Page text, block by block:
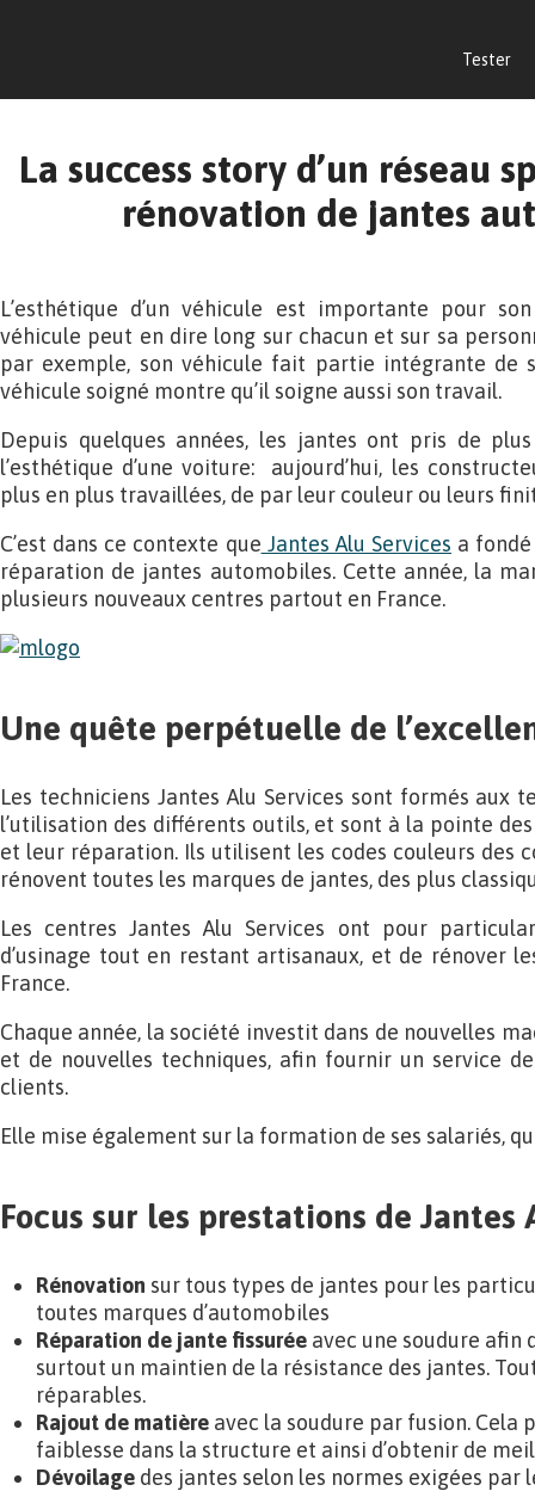
Tester
La success story d’un réseau
rénovation de jantes
L’esthétique d’un véhicule est importante pour
véhicule peut en dire long sur chacun et sur sa
par exemple, son véhicule fait partie intégrante de
véhicule soigné montre qu’il soigne aussi son travail.
Depuis quelques années, les jantes ont pris de
l’esthétique d’une voiture: aujourd’hui, les
plus en plus travaillées, de par leur couleur ou leurs
C’est dans ce contexte que Jantes Alu Services a
réparation de jantes automobiles. Cette année, la
plusieurs nouveaux centres partout en France.
Une quête perpétuelle de
Les techniciens Jantes Alu Services sont formés aux
l’utilisation des différents outils, et sont à la pointe
et leur réparation. Ils utilisent les codes couleurs des
rénovent toutes les marques de jantes, des plus
Les centres Jantes Alu Services ont pour
d’usinage tout en restant artisanaux, et de rénover
France.
Chaque année, la société investit dans de nouvelles
et de nouvelles techniques, afin fournir un service
clients.
Elle mise également sur la formation de ses salariés,
Focus sur les prestations de Jantes
Rénovation sur tous types de jantes pour les
toutes marques d’automobiles
Réparation de jante fissurée avec une soudure afin
surtout un maintien de la résistance des jantes.
réparables.
Rajout de matière avec la soudure par fusion. Cela
faiblesse dans la structure et ainsi d’obtenir de
Dévoilage des jantes selon les normes exigées par